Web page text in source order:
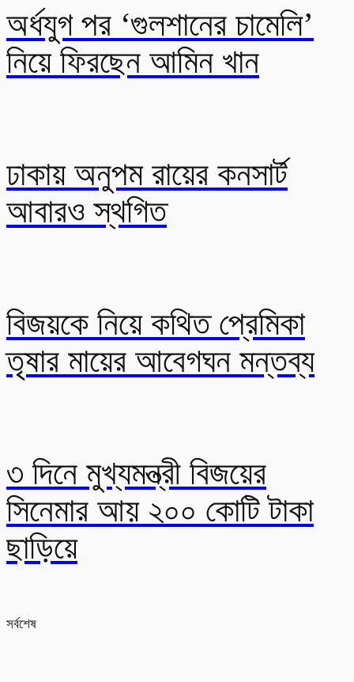
অর্ধযুগ পর ‘গুলশানের চামেলি’
নিয়ে ফিরছেন আমিন খান
ঢাকায় অনুপম রায়ের কনসার্ট
আবারও স্থগিত
বিজয়কে নিয়ে কথিত প্রেমিকা
তৃষার মায়ের আবেগঘন মন্তব্য
৩ দিনে মুখ্যমন্ত্রী বিজয়ের
সিনেমার আয় ২০০ কোটি টাকা
ছাড়িয়ে
সর্বশেষ